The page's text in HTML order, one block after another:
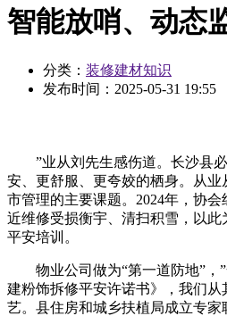
智能放哨、动态
分类： 装修建材知识
发布时间： 2025-05-31 19:55
”业从刘先生感伤道。长沙县必
安、更舒服、更夸姣的栖身。从
市管理的主要课题。2024年，协
近维修受损衡宇、清扫积雪，以此
平安培训。
物业公司做为“第一道防地”，”
建粉饰拆修平安许诺书》，我们
艺。县住房和城乡扶植局成立专